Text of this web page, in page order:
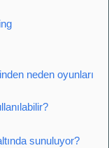
neden oyunları
sunuluyor?